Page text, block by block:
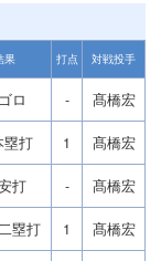
果 打点 対戦投手
ロ - 髙橋宏
塁打 1 髙橋宏
打 - 髙橋宏
塁打 1 髙橋宏